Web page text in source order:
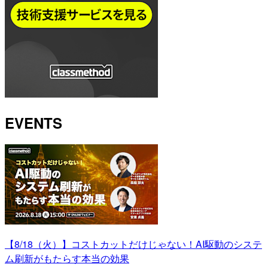
EVENTS
【8/18（火）】コストカットだけじゃない！AI駆動のシステ
ム刷新がもたらす本当の効果